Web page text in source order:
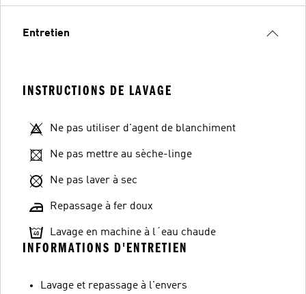
Entretien
INSTRUCTIONS DE LAVAGE
Ne pas utiliser d'agent de blanchiment
Ne pas mettre au sèche-linge
Ne pas laver à sec
Repassage à fer doux
Lavage en machine à l´eau chaude
INFORMATIONS D'ENTRETIEN
Lavage et repassage à l'envers